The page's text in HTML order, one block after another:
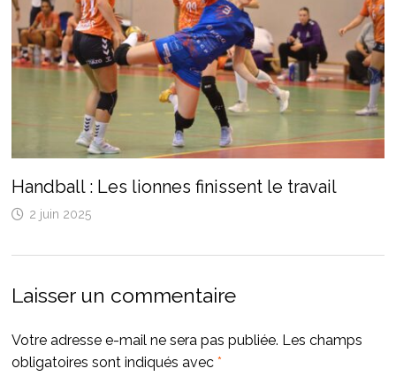
Handball : Les lionnes finissent le travail
2 juin 2025
Laisser un commentaire
Votre adresse e-mail ne sera pas publiée. Les champs
obligatoires sont indiqués avec *